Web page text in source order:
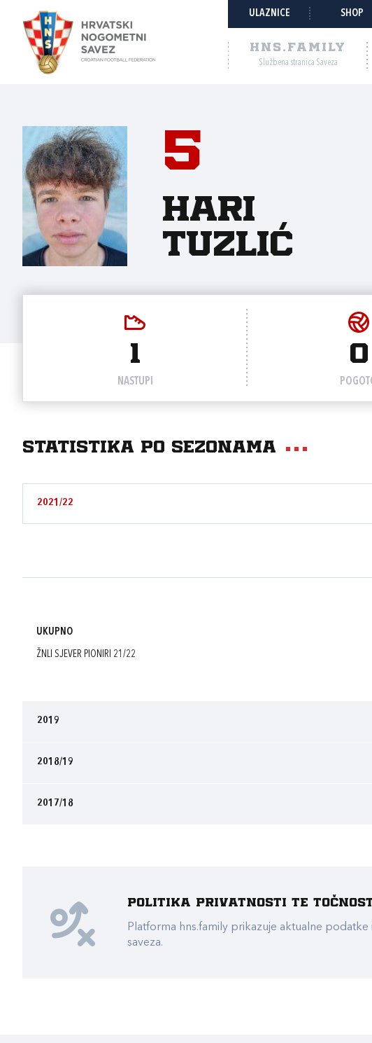
ULAZNICE SHOP
HNS.FAMILY
Službena stranica Saveza
5
Hari
Tuzlić
1
NASTUPI
0
Statistika po sezonama
2021/22
UKUPNO
ŽNLI SJEVER PIONIRI 21/22
2019
2018/19
2017/18
Politika privatnosti te
Platforma hns.family prikazuje aktualne
saveza.